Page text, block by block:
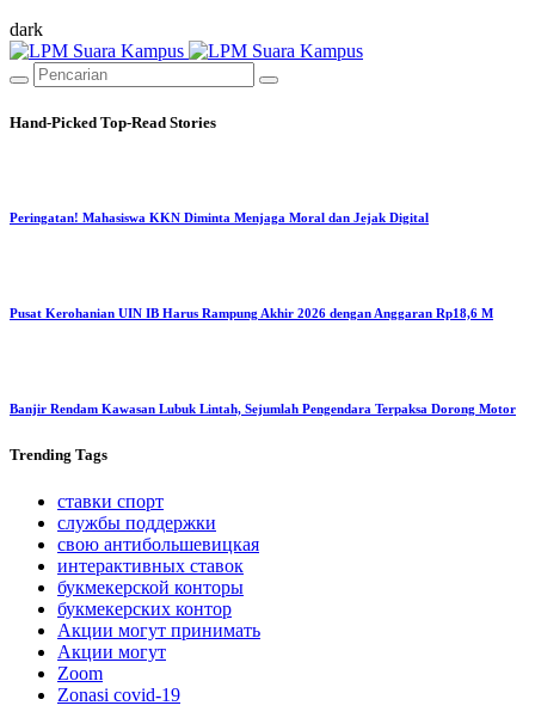
dark
Hand-Picked Top-Read Stories
Peringatan! Mahasiswa KKN Diminta Menjaga Moral dan Jejak Digital
Pusat Kerohanian UIN IB Harus Rampung Akhir 2026 dengan Anggaran Rp18,6 M
Banjir Rendam Kawasan Lubuk Lintah, Sejumlah Pengendara Terpaksa Dorong Motor
Trending Tags
ставки спорт
службы поддержки
свою антибольшевицкая
интерактивных ставок
букмекерской конторы
букмекерских контор
Акции могут принимать
Акции могут
Zoom
Zonasi covid-19